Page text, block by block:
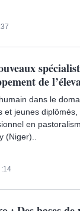
de
dans le
jeunes diplômés,
en
(Niger)..